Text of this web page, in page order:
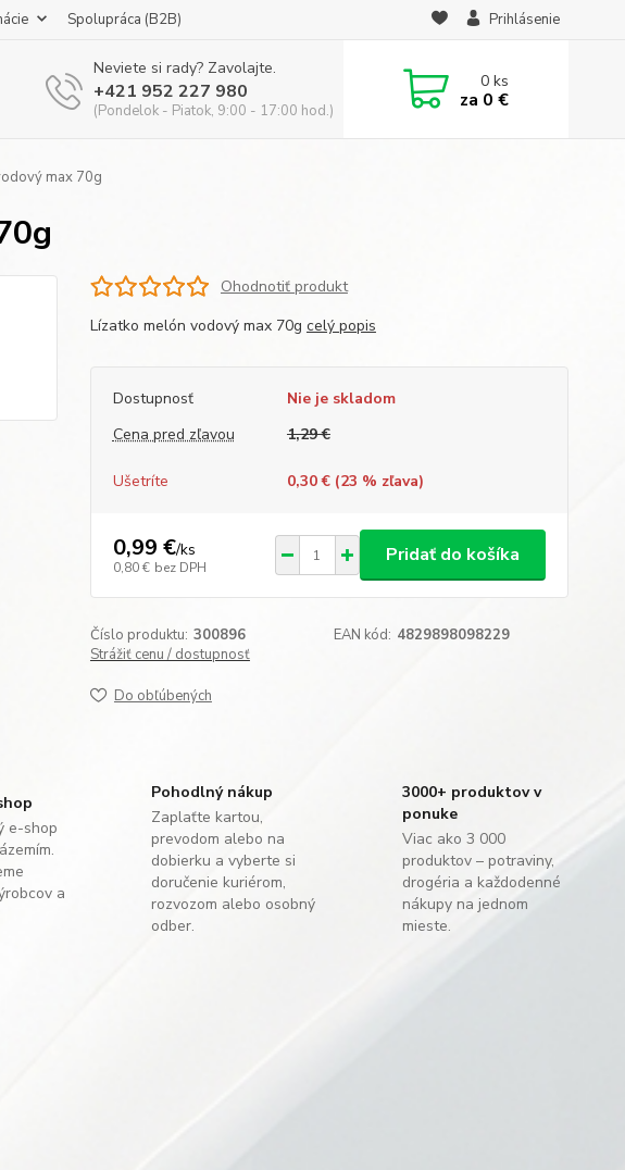
Spolupráca (B2B) Prihlásenie
Neviete si rady? Zavolajte.
+421 952 227 980
(Pondelok - Piatok, 9:00 - 17:00 hod.)
0ks
za 0 €
max 70g
Ohodnotiť produkt
Lízatko melón vodový max 70g celý popis
Dostupnosť
Nie je skladom
Cena pred zľavou
1,29 €
Ušetríte 0,30 € (23 % zľava)
0,99 €/ks
0,80 € bez DPH
Pridať do košíka
Číslo produktu: 300896 EAN kód: 4829898098229
Strážiť cenu / dostupnosť
Do obľúbených
e-shop
a
Pohodlný nákup
Zaplaťte kartou,
prevodom alebo na
dobierku a vyberte si
doručenie kuriérom,
rozvozom alebo osobný
odber.
3000+ produktov v
ponuke
Viac ako 3 000
produktov – potraviny,
drogéria a každodenné
nákupy na jednom
mieste.